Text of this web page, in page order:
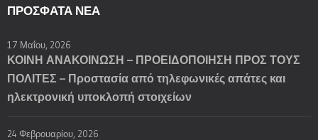
ΠΡΌΣΦΑΤΑ ΝΈΑ
17 Μαΐου, 2026
ΚΟΙΝΗ ΑΝΑΚΟΙΝΩΣΗ – ΠΡΟΕΙΔΟΠΟΙΗΣΗ ΠΡΟΣ ΤΟΥΣ
ΠΟΛΙΤΕΣ – Προστασία από τηλεφωνικές απάτες και
ηλεκτρονική υποκλοπή στοιχείων
24 Φεβρουαρίου, 2026